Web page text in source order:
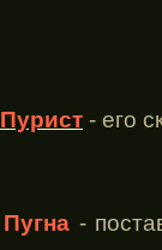
Пурист - его
Пугна-